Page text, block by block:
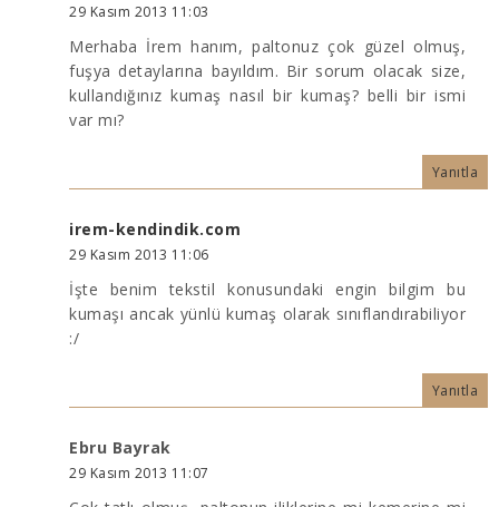
29 Kasım 2013 11:03
Merhaba İrem hanım, paltonuz çok güzel olmuş,
fuşya detaylarına bayıldım. Bir sorum olacak size,
kullandığınız kumaş nasıl bir kumaş? belli bir ismi
var mı?
Yanıtla
irem-kendindik.com
29 Kasım 2013 11:06
İşte benim tekstil konusundaki engin bilgim bu
kumaşı ancak yünlü kumaş olarak sınıflandırabiliyor
:/
Yanıtla
Ebru Bayrak
29 Kasım 2013 11:07